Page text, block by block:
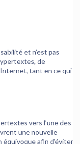
et n’est pas
de
tant en ce qui
vers l’une des
une nouvelle
afin d’éviter